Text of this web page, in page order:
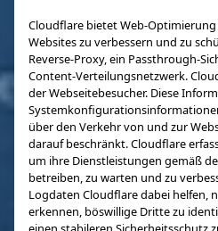
Cloudflare bietet Web-
Websites zu verbessern und zu
Reverse-Proxy, ein Passthrough-
Content-Verteilungsnetzwerk.
der Webseitebesucher. Diese
über den Verkehr von und zur
darauf beschränkt. Cloudflare
um ihre Dienstleistungen gemäß
betreiben, zu warten und zu
Logdaten Cloudflare dabei helfen,
erkennen, böswillige Dritte zu